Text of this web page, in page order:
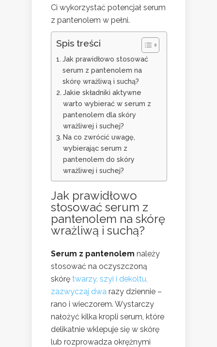
Ci wykorzystać potencjał serum
z pantenolem w pełni.
Spis treści
Jak prawidłowo stosować
serum z pantenolem na
skórę wrażliwą i suchą?
Jakie składniki aktywne
warto wybierać w serum z
pantenolem dla skóry
wrażliwej i suchej?
Na co zwrócić uwagę,
wybierając serum z
pantenolem do skóry
wrażliwej i suchej?
Jak prawidłowo
stosować serum z
pantenolem na skórę
wrażliwą i suchą?
Serum z pantenolem należy
stosować na oczyszczoną
skórę twarzy, szyi i dekoltu,
zazwyczaj dwa razy dziennie –
rano i wieczorem. Wystarczy
nałożyć kilka kropli serum, które
delikatnie wklepuje się w skórę
lub rozprowadza okrężnymi